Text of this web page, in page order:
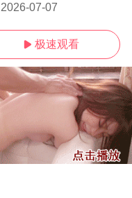
2026-07-07
 极速观看